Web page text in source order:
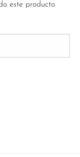
este producto